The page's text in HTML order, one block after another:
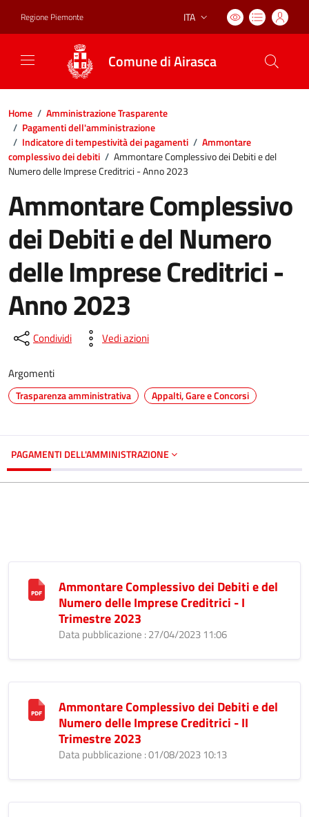
Regione Piemonte Lingua attiva:
ITA
Comune di Airasca
Home / Amministrazione Trasparente
/ Pagamenti dell'amministrazione
/ Indicatore di tempestività dei pagamenti / Ammontare
complessivo dei debiti / Ammontare Complessivo dei Debiti e del
Numero delle Imprese Creditrici - Anno 2023
Ammontare Complessivo
dei Debiti e del Numero
delle Imprese Creditrici -
Anno 2023
Condividi Vedi azioni
Argomenti
Trasparenza amministrativa Appalti, Gare e Concorsi
PAGAMENTI DELL'AMMINISTRAZIONE
Ammontare Complessivo dei Debiti e del
Numero delle Imprese Creditrici - I
Trimestre 2023
Data pubblicazione : 27/04/2023 11:06
Ammontare Complessivo dei Debiti e del
Numero delle Imprese Creditrici - II
Trimestre 2023
Data pubblicazione : 01/08/2023 10:13